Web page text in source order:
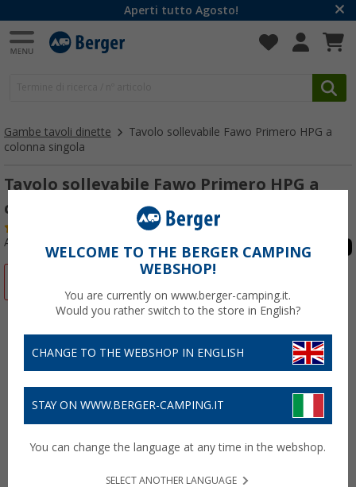
Aperti tutto Agosto!
Gambe tavoli dinette
Tavolo sollevabile Fawo Primero HPG a
colonna singola
Tavolo sollevabile Fawo Primero HPG a
colonna singola
Articolo n: 249570
WELCOME TO THE BERGER CAMPING
WEBSHOP!
You are currently on www.berger-camping.it.
Would you rather switch to the store in English?
CHANGE TO THE WEBSHOP IN ENGLISH
STAY ON WWW.BERGER-CAMPING.IT
You can change the language at any time in the webshop.
SELECT ANOTHER LANGUAGE